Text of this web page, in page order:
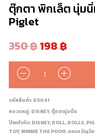
ตุ๊กตา พิกเล็ต นุ่ม
Piglet
350฿198฿
จำนวน
รหัสสินค้า: D5041
หมวดหมู่: DISNEY, ตุ๊กตานุ่มนิ่ม
ป้ายกำกับ: DISNEY, DOLL, DOLLS,
TOY, WINNIE THE POOH, ของขวัญวั